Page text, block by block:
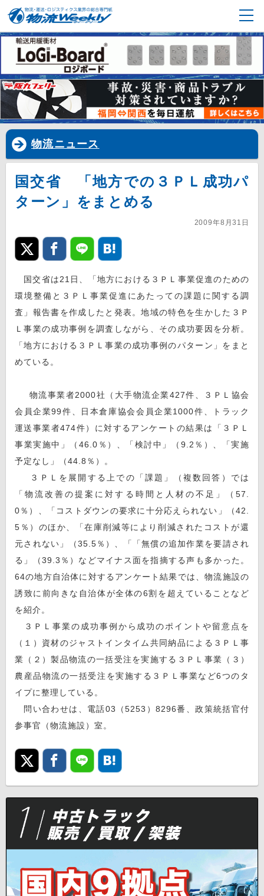
物流ニュース
国交省 「地方での３ＰＬ成功パ
ターン」をまとめる
2009年8月31日
国交省は21日、「地方における３ＰＬ事業促進のための
環境整備と３ＰＬ事業促進にあたっての課題に関する調
査」報告書を作成したと発表。地域の特色を生かした３Ｐ
Ｌ事業の成功事例を調査しながら、その成功要因を分析。
「地方における３ＰＬ事業の成功事例のパターン」をまと
めている。
物流事業者2000社（大手物流企業427件、３ＰＬ協会
会員企業99件、日本倉庫協会会員企業1000件、トラック
運送事業者474件）に対するアンケートの結果は「３ＰＬ
事業実施中」（46.0％）、「検討中」（9.2％）、「実施
予定なし」（44.8％）。
３ＰＬを展開する上での「課題」（複数回答）では
「物流改善の提案に対する時間と人材の不足」（57.
0％）、「コストダウンの要求に十分応えられない」（42.
5％）のほか、「在庫削減等により削減されたコストが還
元されない」（35.5％）、「「無償の追加作業を要請され
る」（39.3％）などマイナス面を指摘する声も多かった。
64の地方自治体に対するアンケート結果では、物流施設の
誘致に前向きな自治体が全体の6割を超えていることなど
を紹介。
３ＰＬ事業の成功事例から成功のポイントや留意点を
（１）資材のジャストインタイム共同納品による３ＰＬ事
業（２）製品物流の一括受注を実施する３ＰＬ事業（３）
農産品物流の一括受注を実施する３ＰＬ事業など6つのタ
イプに整理している。
問い合わせは、電話03（5253）8296番、政策統括官付
参事官（物流施設）室。